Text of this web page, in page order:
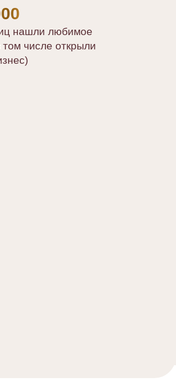
нашли любимое
том числе открыли